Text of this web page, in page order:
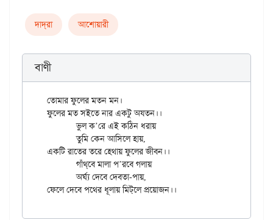
দাদ্‌রা আশোয়ারী
বাণী
তোমার ফুলের মতন মন।
ফুলের মত সইতে নার একটু অযতন।।
	ভুল ক’রে এই কঠিন ধরায়
	তুমি কেন আসিলে হায়,
একটি রাতের তরে হেথায় ফুলের জীবন।।
	অর্ঘ্য দেবে দেবতা-পায়,